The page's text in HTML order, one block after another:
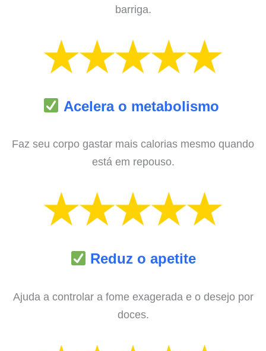
barriga.
Acelera o metabolismo
Faz seu corpo gastar mais calorias mesmo quando
está em repouso.
Reduz o apetite
Ajuda a controlar a fome exagerada e o desejo por
doces.